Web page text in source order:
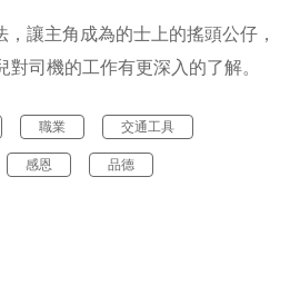
讓主角成為的士上的搖頭公仔，
司機的工作有更深入的了解。
職業 交通工具
感恩 品德